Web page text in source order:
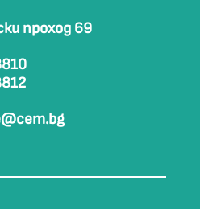
проход 69